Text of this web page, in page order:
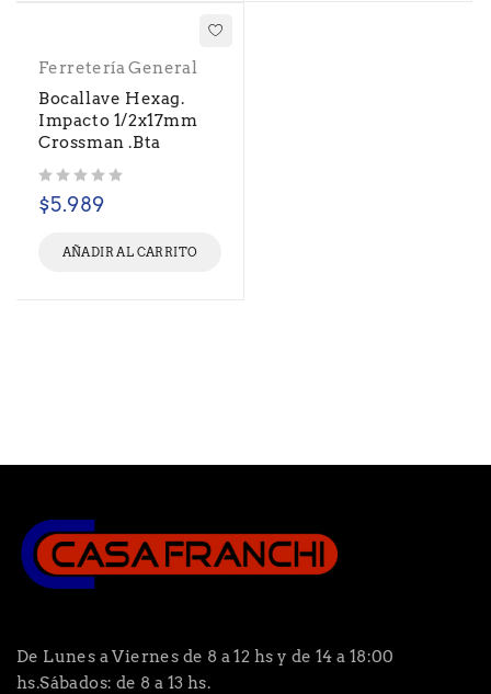
Ferretería General
Bocallave Hexag.
Impacto 1/2x17mm
Crossman .Bta
$5.989
AÑADIR AL CARRITO
De Lunes a Viernes de 8 a 12 hs y de 14 a 18:00
hs.Sábados: de 8 a 13 hs.